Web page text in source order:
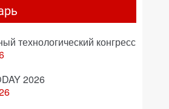
технологический конгресс
2026